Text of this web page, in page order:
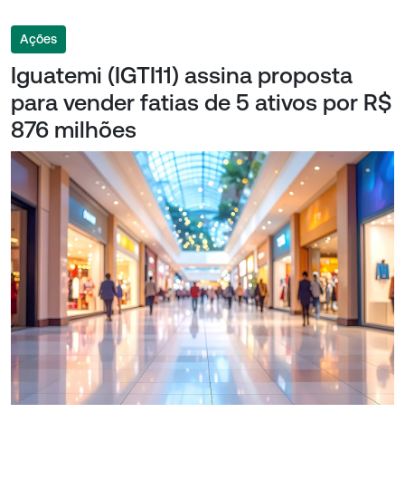
Ações
Iguatemi (IGTI11) assina proposta
para vender fatias de 5 ativos por R$
876 milhões